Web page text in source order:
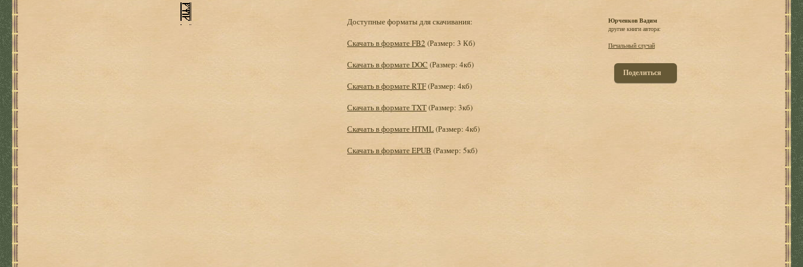
Доступные форматы для скачивания:
Скачать в формате FB2 (Размер: 3 Кб)
Скачать в формате DOC (Размер: 4кб)
Скачать в формате RTF(Размер: 4кб)
Скачать в формате TXT(Размер: 3кб)
Скачать в формате HTML(Размер: 4кб)
Скачать в формате EPUB (Размер: 5кб)
Юрченков Вадим
другие книги автора:
Печальный случай
Поделиться